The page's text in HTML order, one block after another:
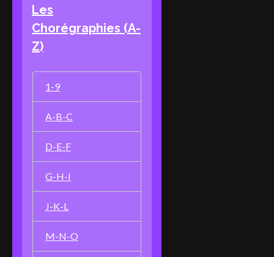
Les
Chorégraphies (A-
Z)
1-9
A-B-C
D-E-F
G-H-I
J-K-L
M-N-O